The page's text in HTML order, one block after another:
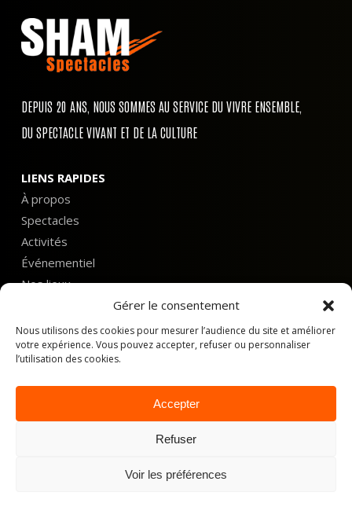
Gérer le consentement
Nous utilisons des cookies pour mesurer l’audience du site et améliorer
votre expérience. Vous pouvez accepter, refuser ou personnaliser
l’utilisation des cookies.
Accepter
Refuser
Voir les préférences
DEPUIS 20 ANS, NOUS SOMMES AU SERVICE DU VIVRE ENSEMBLE,
DU SPECTACLE VIVANT ET DE LA CULTURE
LIENS RAPIDES
À propos
Spectacles
Activités
Événementiel
Nos lieux
Agenda
Contactez-nous
Mentions légales, Conditions
générales d’utilisation et Politique de confidentialité